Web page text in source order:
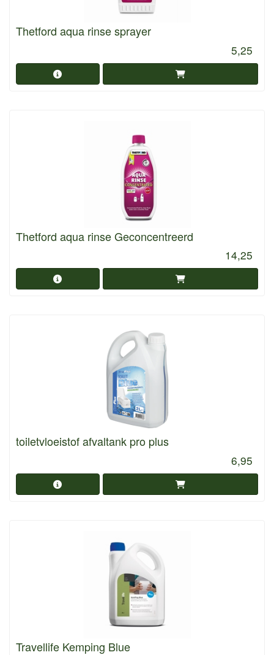
Thetford aqua rinse sprayer
5,25
Thetford aqua rinse Geconcentreerd
14,25
toiletvloeistof afvaltank pro plus
6,95
Travellife Kemping Blue